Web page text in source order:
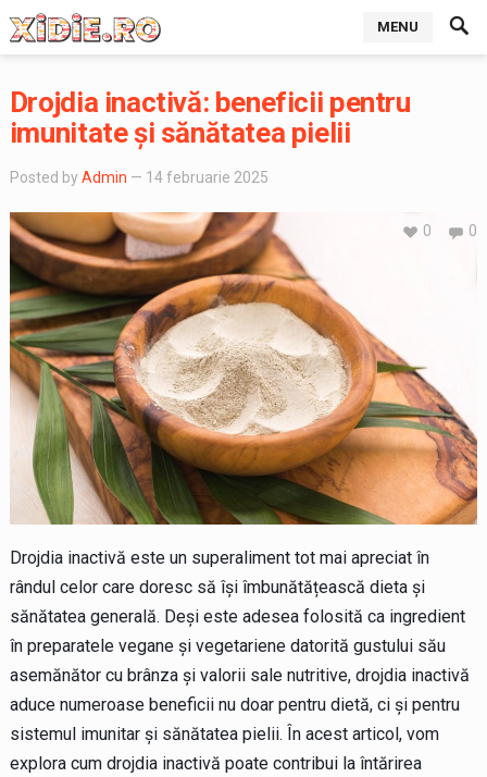
MENU
Drojdia inactivă: beneficii pentru
imunitate și sănătatea pielii
Posted by Admin — 14 februarie 2025
0
0
Drojdia inactivă este un superaliment tot mai apreciat în
rândul celor care doresc să își îmbunătățească dieta și
sănătatea generală. Deși este adesea folosită ca ingredient
în preparatele vegane și vegetariene datorită gustului său
asemănător cu brânza și valorii sale nutritive, drojdia inactivă
aduce numeroase beneficii nu doar pentru dietă, ci și pentru
sistemul imunitar și sănătatea pielii. În acest articol, vom
explora cum drojdia inactivă poate contribui la întărirea